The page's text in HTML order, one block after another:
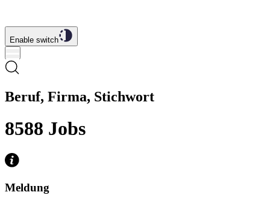
Enable switch
Beruf, Firma, Stichwort
8588 Jobs
Meldung